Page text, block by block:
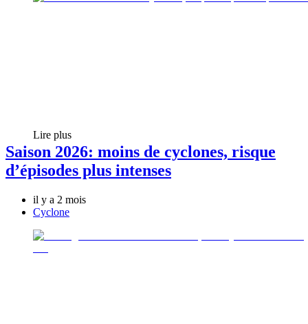
Lire plus
Saison 2026: moins de cyclones, risque
d’épisodes plus intenses
il y a 2 mois
Cyclone